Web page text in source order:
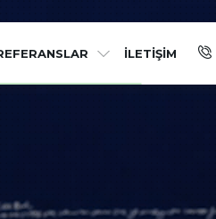
İLETİŞİM
işler üreten
zirve noktasında, çizgi dışı bir